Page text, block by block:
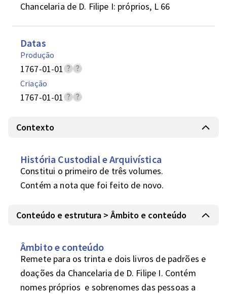
Chancelaria de D. Filipe I: próprios, L 66
Datas
Produção
1767-01-01
Criação
1767-01-01
Contexto
História Custodial e Arquivística
Constitui o primeiro de três volumes.
Contém a nota que foi feito de novo.
Conteúdo e estrutura > Âmbito e conteúdo
Âmbito e conteúdo
Remete para os trinta e dois livros de padrões e
doações da Chancelaria de D. Filipe I. Contém
nomes próprios  e sobrenomes das pessoas a